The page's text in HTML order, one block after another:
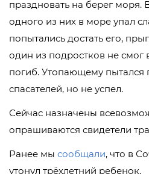
праздновать на берег моря.
одного из них в море упал
попытались достать его,
один из подростков не смог
погиб. Утопающему пытался
спасателей, но не успел.
Сейчас назначены
опрашиваются свидетели
Ранее мы сообщали, что в
утонул трёхлетний ребенок.